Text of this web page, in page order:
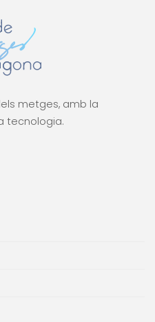
metges, amb la
tecnologia.